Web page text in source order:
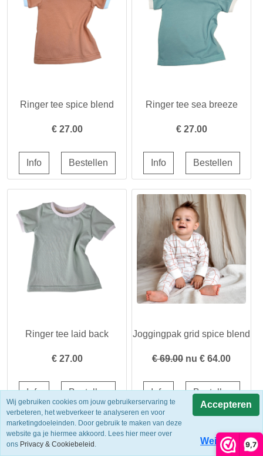
9,7
Ringer tee spice blend
€ 27.00
Ringer tee sea breeze
€ 27.00
Ringer tee laid back
€ 27.00
Joggingpak grid spice blend
€ 69.00 nu € 64.00
Wij gebruiken cookies om jouw gebruikerservaring te
verbeteren, het webverkeer te analyseren en voor
marketingdoeleinden. Door gebruik te maken van deze
website ga je hiermee akkoord. Lees hier meer over
ons Privacy & Cookiebeleid .
Accepteren
Weigeren